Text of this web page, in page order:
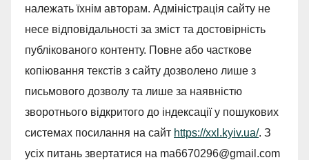
належать їхнім авторам. Адміністрація сайту не
несе відповідальності за зміст та достовірність
публікованого контенту. Повне або часткове
копіювання текстів з сайту дозволено лише з
письмового дозволу та лише за наявністю
зворотнього відкритого до індексації у пошукових
системах посилання на сайт https://xxl.kyiv.ua/. З
усіх питань звертатися на ma6670296@gmail.com